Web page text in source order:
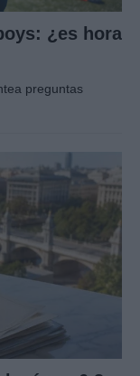
¿es hora
preguntas